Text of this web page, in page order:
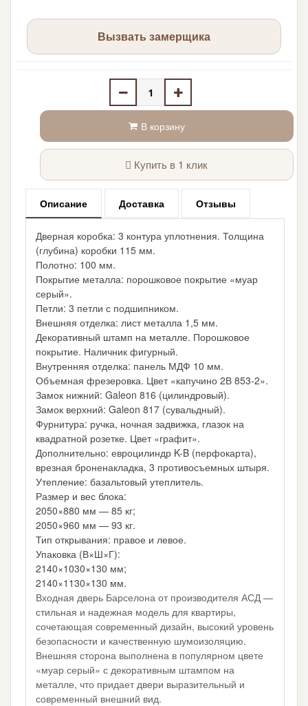
Вызвать замерщика
В корзину
Купить в 1 клик
Описание Доставка Отзывы
Дверная коробка: 3 контура уплотнения. Толщина
(глубина) коробки 115 мм.
Полотно: 100 мм.
Покрытие металла: порошковое покрытие «муар
серый».
Петли: 3 петли с подшипником.
Внешняя отделка: лист металла 1,5 мм.
Декоративный штамп на металле. Порошковое
покрытие. Наличник фигурный.
Внутренняя отделка: панель МДФ 10 мм.
Объемная фрезеровка. Цвет «капучино 2В 853-2».
Замок нижний: Galeon 816 (цилиндровый).
Замок верхний: Galeon 817 (сувальдный).
Фурнитура: ручка, ночная задвижка, глазок на
квадратной розетке. Цвет «графит».
Дополнительно: евроцилиндр K-B (перфокарта),
врезная броненакладка, 3 противосъемных штыря.
Утепление: базальтовый утеплитель.
Размер и вес блока:
2050×880 мм — 85 кг;
2050×960 мм — 93 кг.
Тип открывания: правое и левое.
Упаковка (В×Ш×Г):
2140×1030×130 мм;
2140×1130×130 мм.
Входная дверь Барселона от производителя АСД —
стильная и надежная модель для квартиры,
сочетающая современный дизайн, высокий уровень
безопасности и качественную шумоизоляцию.
Внешняя сторона выполнена в популярном цвете
«муар серый» с декоративным штампом на
металле, что придает двери выразительный и
современный внешний вид.